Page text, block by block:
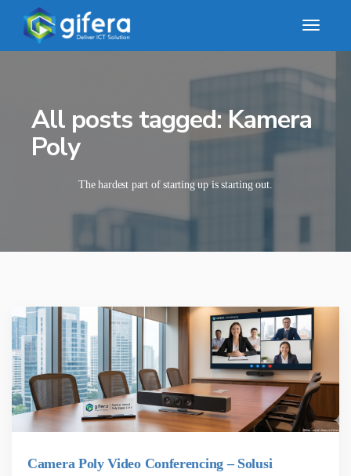
All posts tagged: Kamera
Poly
The hardest part of starting up is starting out.
Camera Poly Video Conferencing – Solusi